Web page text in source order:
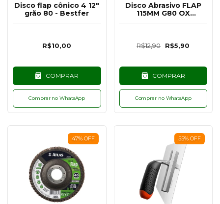
Disco flap cônico 4 12"
grão 80 - Bestfer
R$10,00
COMPRAR
Comprar no WhatsApp
Disco Abrasivo FLAP
115MM G80 OX
R$12,90 R$5,90
COMPRAR
Comprar no WhatsApp
47% OFF 55% OFF